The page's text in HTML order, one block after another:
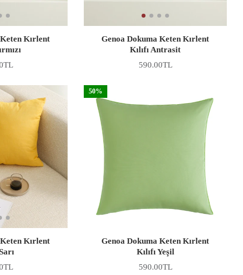
Kırlent
Genoa Dokuma Keten Kırlent
Kılıfı Antrasit
Fiyat
590.00TL
Kırlent
50%
Genoa Dokuma Keten Kırlent
Kılıfı Yeşil
Fiyat
590.00TL